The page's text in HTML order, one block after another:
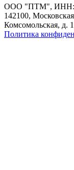
ООО "ПТМ",
142100,
Комсомольская, д.
Политика